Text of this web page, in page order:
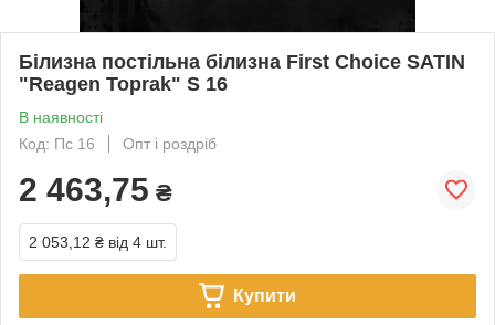
Білизна постільна білизна First Choice SATIN
"Reagen Toprak" S 16
В наявності
Код: Пс 16
Опт і роздріб
2 463,75 ₴
2 053,12 ₴ від 4 шт.
Купити